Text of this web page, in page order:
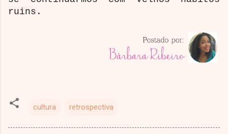
ruins.
cultura retrospectiva